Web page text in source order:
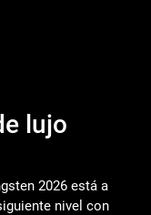
lujo
2026 está a
nivel con